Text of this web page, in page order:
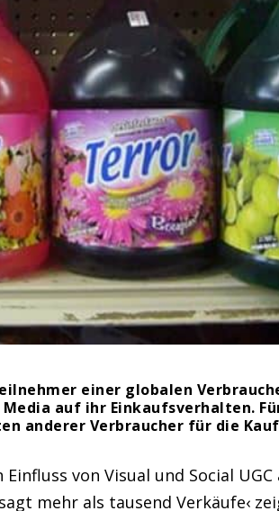
einer globalen
auf ihr Einkaufsverhalten.
anderer Verbraucher für die
von Visual und Social UGC
mehr als tausend Verkäufe‹